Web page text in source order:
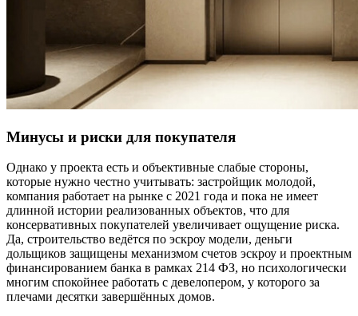
Минусы и риски для покупателя
Однако у проекта есть и объективные слабые стороны,
которые нужно честно учитывать: застройщик молодой,
компания работает на рынке с 2021 года и пока не имеет
длинной истории реализованных объектов, что для
консервативных покупателей увеличивает ощущение риска.
Да, строительство ведётся по эскроу модели, деньги
дольщиков защищены механизмом счетов эскроу и проектным
финансированием банка в рамках 214 ФЗ, но психологически
многим спокойнее работать с девелопером, у которого за
плечами десятки завершённых домов.